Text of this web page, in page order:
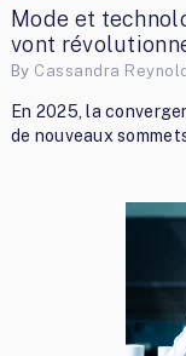
Mode et
vont
By Cassandra
En 2025, la
de nouveaux